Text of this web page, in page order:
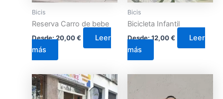
Bicis
Reserva Carro de bebe
Desde:20,00€
Leer
más
Bicis
Bicicleta Infantil
Desde:12,00€
Leer
más